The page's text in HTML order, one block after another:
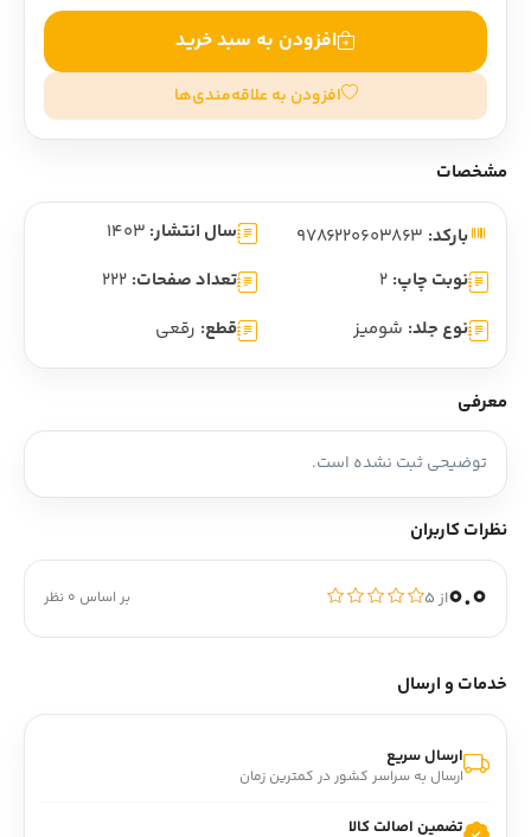
افزودن به سبد خرید
افزودن به علاقه‌مندی‌ها
مشخصات
بارکد: سال انتشار: 1403
نوبت چاپ: 2 تعداد صفحات: 222
نوع جلد: شومیز قطع: رقعی
معرفی
توضیحی ثبت نشده است.
نظرات کاربران
0.0از ۵ بر اساس 0 نظر
خدمات و ارسال
ارسال سریع
ارسال به سراسر کشور در کمترین زمان
تضمین اصالت کالا